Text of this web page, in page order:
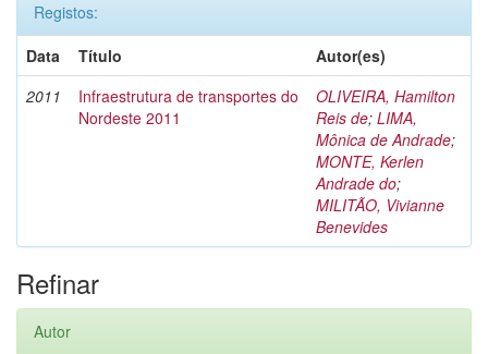
Registos:
Data
Título
Autor(es)
2011
Infraestrutura de transportes do
Nordeste 2011
OLIVEIRA, Hamilton
Reis de; LIMA,
Mônica de Andrade;
MONTE, Kerlen
Andrade do;
MILITÃO, Vivianne
Benevides
Refinar
Autor